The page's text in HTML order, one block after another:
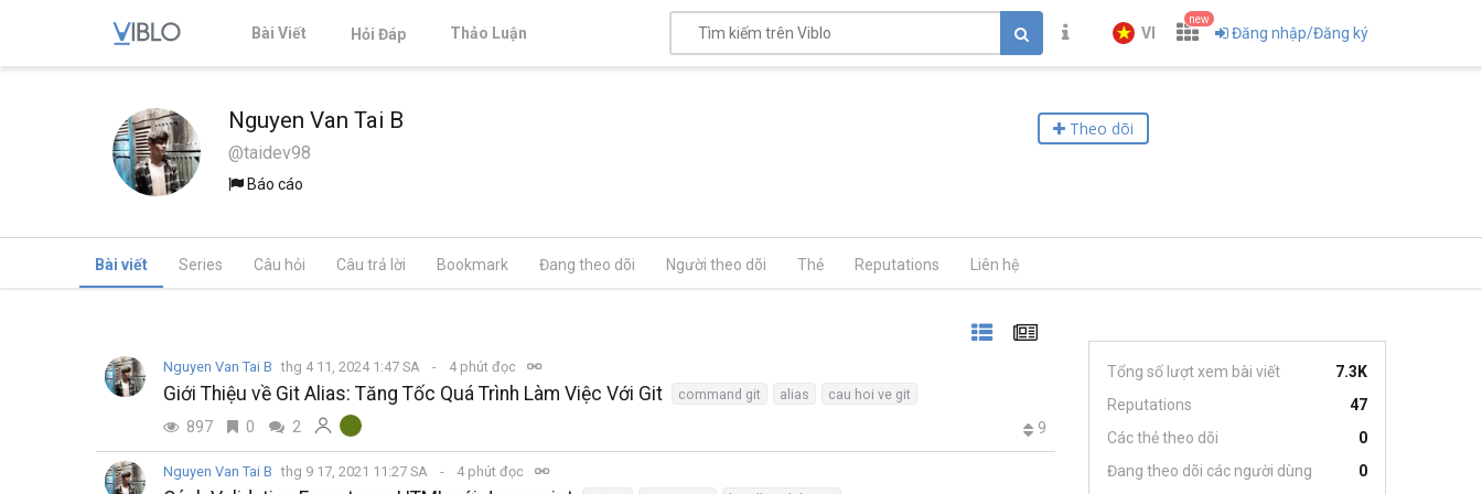
Bài Viết Hỏi Đáp Thảo Luận VI
new
Đăng nhập/Đăng ký
Nguyen Van Tai B
@taidev98
Báo cáo
Theo dõi
Bài viết Series Câu hỏi Câu trả lời Bookmark Đang theo dõi Người theo dõi Thẻ Reputations Liên hệ
Nguyen Van Tai B thg 4 11, 2024 1:47 SA 4 phút đọc
Giới Thiệu về Git Alias: Tăng Tốc Quá Trình Làm Việc Với Git command git alias cau hoi ve git
897 0 2 9
Nguyen Van Tai B thg 9 17, 2021 11:27 SA 4 phút đọc
Tổng số lượt xem bài viết
7.3K
Reputations
47
Các thẻ theo dõi
0
Đang theo dõi các người dùng
0